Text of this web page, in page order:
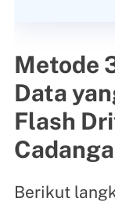
Metode
Data
Flash
Berikut